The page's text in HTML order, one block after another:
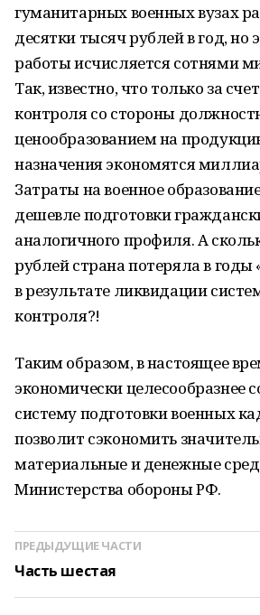
гуманитарных военных вузах
десятки тысяч рублей в год, но
работы исчисляется сотнями
Так, известно, что только за
контроля со стороны
ценообразованием на
назначения экономятся
Затраты на военное
дешевле подготовки
аналогичного профиля. А
рублей страна потеряла в
в результате ликвидации
контроля?!
Таким образом, в настоящее
экономически целесообразнее
систему подготовки военных
позволит сэкономить
материальные и денежные
Министерства обороны РФ.
ПРЕДЫДУЩИЕ ЧАСТИ
Часть шестая